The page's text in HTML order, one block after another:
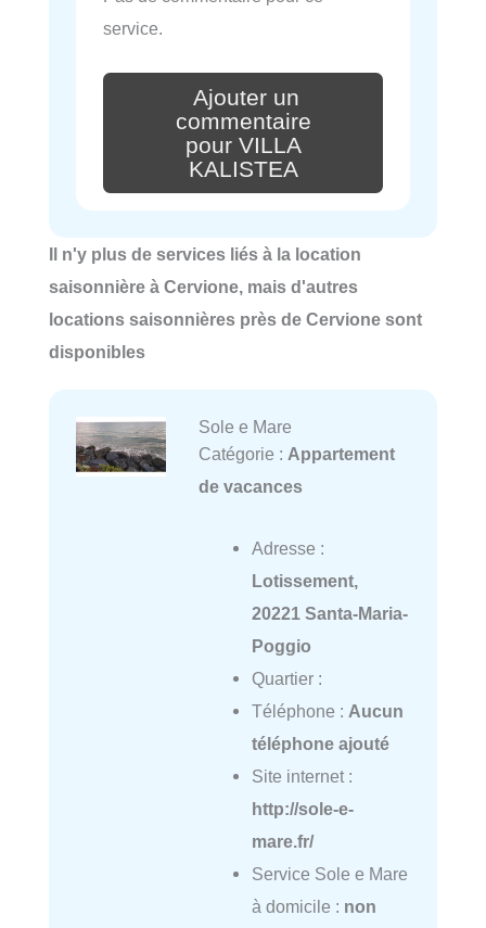
service.
Ajouter un
commentaire
pour VILLA
KALISTEA
Il n'y plus de services liés à la location
saisonnière à Cervione, mais d'autres
locations saisonnières près de Cervione sont
disponibles
Sole e Mare
Catégorie : Appartement
de vacances
Adresse :
Lotissement,
20221 Santa-Maria-
Poggio
Quartier :
Téléphone : Aucun
téléphone ajouté
Site internet :
http://sole-e-
mare.fr/
Service Sole e Mare
à domicile : non